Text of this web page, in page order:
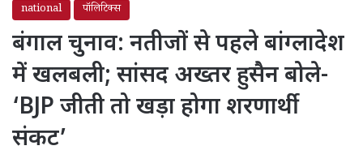
national पॉलिटिक्स
बंगाल चुनाव: नतीजों से पहले बांग्लादेश
में खलबली; सांसद अख्तर हुसैन बोले-
‘BJP जीती तो खड़ा होगा शरणार्थी
संकट’